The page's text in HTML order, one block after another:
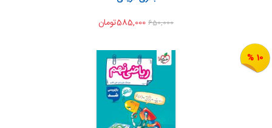
650,000
10 %